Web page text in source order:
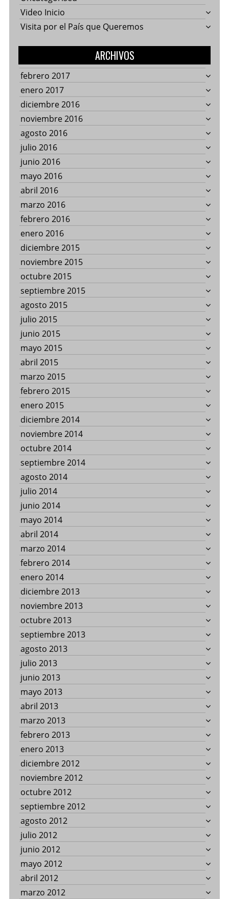
Video Inicio
Visita por el País que Queremos
ARCHIVOS
febrero 2017
enero 2017
diciembre 2016
noviembre 2016
agosto 2016
julio 2016
junio 2016
mayo 2016
abril 2016
marzo 2016
febrero 2016
enero 2016
diciembre 2015
noviembre 2015
octubre 2015
septiembre 2015
agosto 2015
julio 2015
junio 2015
mayo 2015
abril 2015
marzo 2015
febrero 2015
enero 2015
diciembre 2014
noviembre 2014
octubre 2014
septiembre 2014
agosto 2014
julio 2014
junio 2014
mayo 2014
abril 2014
marzo 2014
febrero 2014
enero 2014
diciembre 2013
noviembre 2013
octubre 2013
septiembre 2013
agosto 2013
julio 2013
junio 2013
mayo 2013
abril 2013
marzo 2013
febrero 2013
enero 2013
diciembre 2012
noviembre 2012
octubre 2012
septiembre 2012
agosto 2012
julio 2012
junio 2012
mayo 2012
abril 2012
marzo 2012